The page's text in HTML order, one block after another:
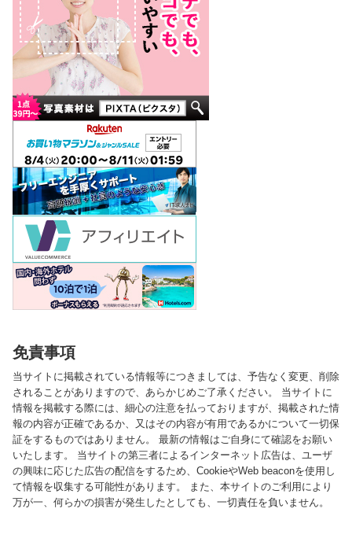
免責事項
当サイトに掲載されている情報等につきましては、予告なく変更、削除
されることがありますので、あらかじめご了承ください。 当サイトに
情報を掲載する際には、細心の注意を払っておりますが、掲載された情
報の内容が正確であるか、又はその内容が有用であるかについて一切保
証をするものではありません。 最新の情報はご自身にて確認をお願い
いたします。 当サイトの第三者によるインターネット広告は、ユーザ
の興味に応じた広告の配信をするため、CookieやWeb beaconを使用し
て情報を収集する可能性があります。 また、本サイトのご利用により
万が一、何らかの損害が発生したとしても、一切責任を負いません。